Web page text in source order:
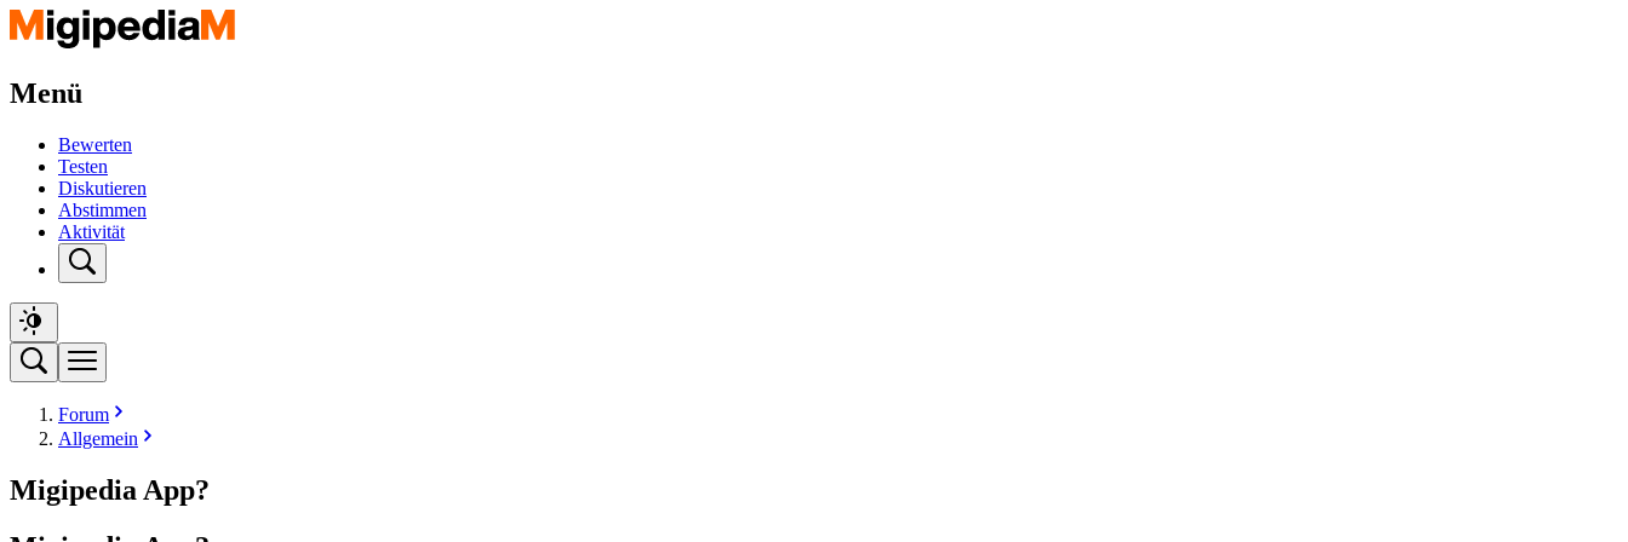
Menü
Bewerten
Testen
Diskutieren
Abstimmen
Aktivität
Forum
Allgemein
Migipedia App?